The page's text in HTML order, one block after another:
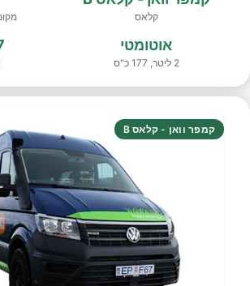
קלאס
אוטומטי
2 ליטר, 177 כ"ס
7
קמפר וואן - קלאס B